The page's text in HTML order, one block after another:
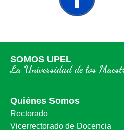
SOMOS UPEL
La Universidad de los
Quiénes Somos
Rectorado
Vicerrectorado de Docencia